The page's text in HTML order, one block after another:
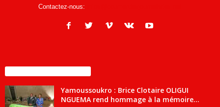
Contactez-nous:
Yamoussoukro : Brice Clotaire OLIGUI
NGUEMA rend hommage à la mémoire...